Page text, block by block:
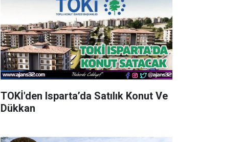
TOKİ'den Isparta’da Satılık Konut Ve
Dükkan